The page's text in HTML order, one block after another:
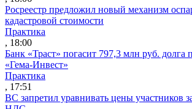
Росреестр предложил новый механизм
кадастровой стоимости
Практика
, 18:00
Банк «Траст» погасит 797,3 млн руб. долга
«Гема-Инвест»
Практика
, 17:51
ВС запретил уравнивать цены участников